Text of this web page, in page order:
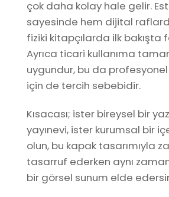
çok daha kolay hale gelir.
sayesinde hem dijital
fiziki kitapçılarda ilk bakışta
Ayrıca ticari kullanıma
uygundur, bu da profesyonel
için de tercih sebebidir.
Kısacası; ister bireysel bir
yayınevi, ister kurumsal bir
olun, bu kapak tasarımıyla
tasarruf ederken aynı
bir görsel sunum elde